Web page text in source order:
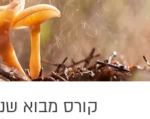
קורס מבוא